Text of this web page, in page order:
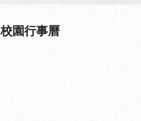
校園行事曆